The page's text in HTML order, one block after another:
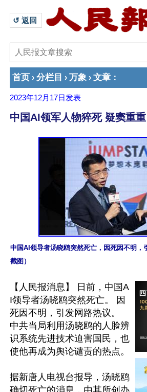
↺ 返回
首页 › 分栏目 › 万象 › 文章 ：
2023年12月17日 发表
中国AI领军人物猝死 疑窦重重
中国AI领导者汤晓鸥突然死亡，因死因不明，
截图）
【人民报消息】 日前，中国A
I领导者汤晓鸥突然死亡。 因
死因不明，引发网路热议。
中共当局利用汤晓鸥的人脸辨
识系统先进技术迫害国民，也
使他再成为舆论谴责的热点。
据新唐人电视台报导，汤晓鸥
确切死亡的消息，由其所创办